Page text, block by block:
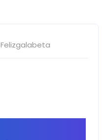
Felizgalabeta